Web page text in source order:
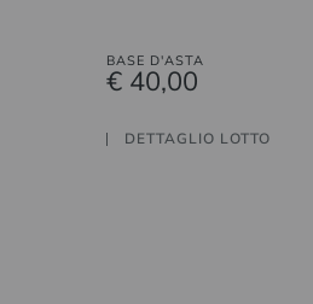
BASE D'ASTA
€ 40,00
DETTAGLIO LOTTO